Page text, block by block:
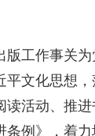
版工作事关
文化思想，
读活动、推
例》，着力